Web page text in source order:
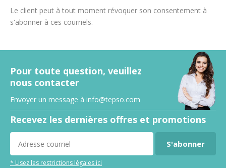
Le client peut à tout moment révoquer son consentement à
s'abonner à ces courriels.
Pour toute question, veuillez
nous contacter
Envoyer un message à info@tepso.com
Recevez les dernières offres et promotions
S'abonner
* Lisez les restrictions légales ici